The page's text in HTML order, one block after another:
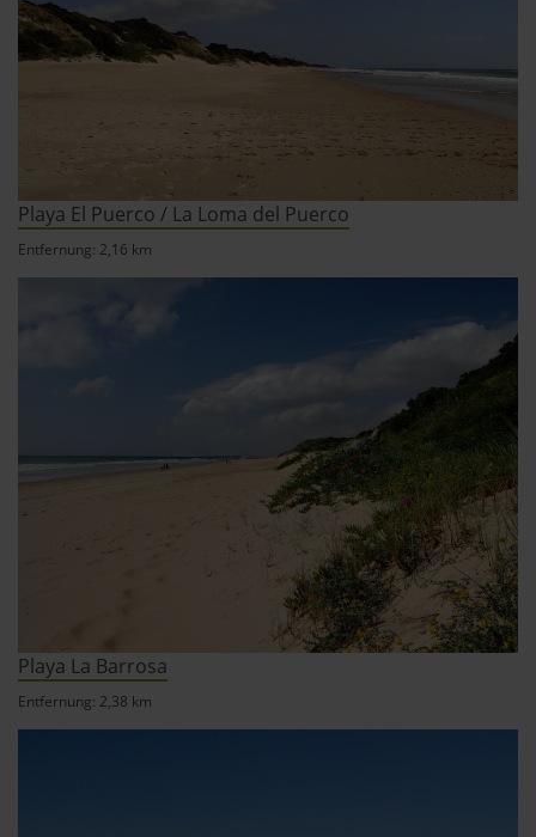
Playa El Puerco / La Loma del Puerco
Entfernung: 2,16 km
Playa La Barrosa
Entfernung: 2,38 km